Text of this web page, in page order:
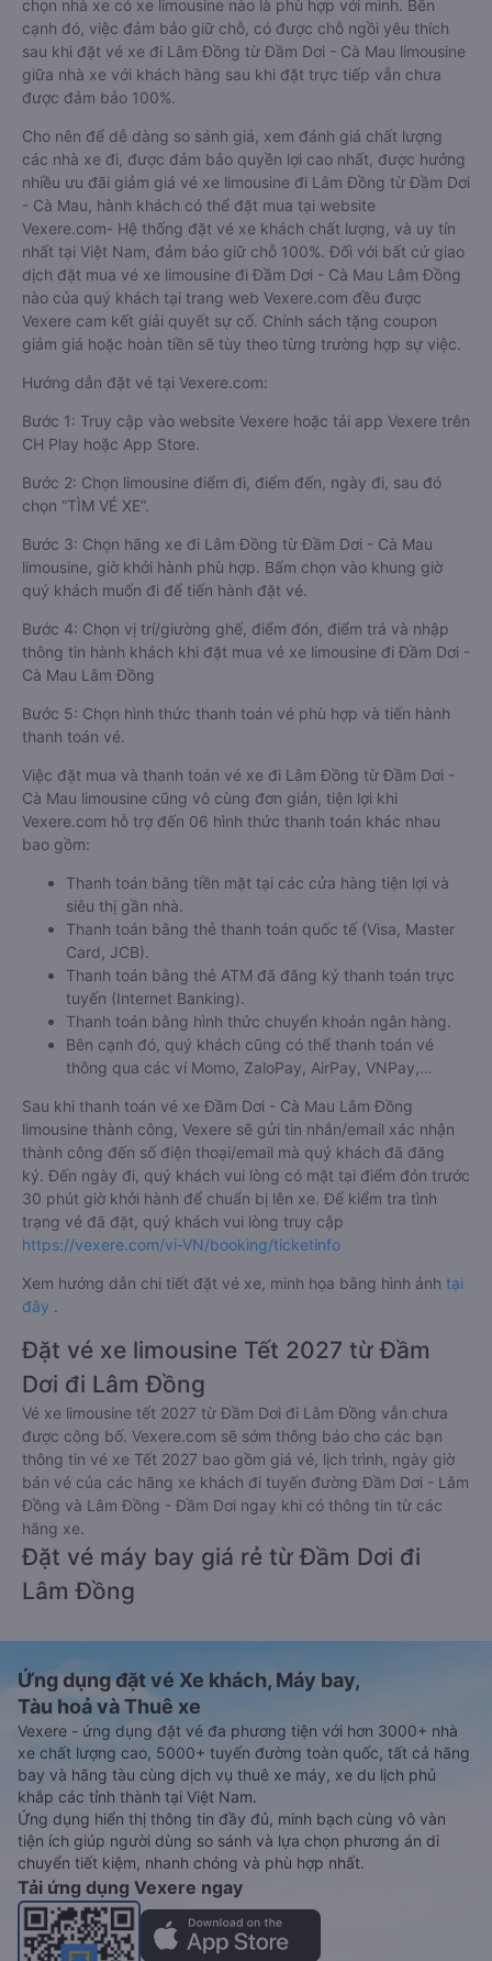
chọn nhà xe có xe limousine nào là phù hợp với mình. Bên
cạnh đó, việc đảm bảo giữ chỗ, có được chỗ ngồi yêu thích
sau khi đặt vé xe đi Lâm Đồng từ Đầm Dơi - Cà Mau limousine
giữa nhà xe với khách hàng sau khi đặt trực tiếp vẫn chưa
được đảm bảo 100%.
Cho nên để dễ dàng so sánh giá, xem đánh giá chất lượng
các nhà xe đi, được đảm bảo quyền lợi cao nhất, được hưởng
nhiều ưu đãi giảm giá vé xe limousine đi Lâm Đồng từ Đầm Dơi
- Cà Mau, hành khách có thể đặt mua tại website
Vexere.com- Hệ thống đặt vé xe khách chất lượng, và uy tín
nhất tại Việt Nam, đảm bảo giữ chỗ 100%. Đối với bất cứ giao
dịch đặt mua vé xe limousine đi Đầm Dơi - Cà Mau Lâm Đồng
nào của quý khách tại trang web Vexere.com đều được
Vexere cam kết giải quyết sự cố. Chính sách tặng coupon
giảm giá hoặc hoàn tiền sẽ tùy theo từng trường hợp sự việc.
Hướng dẫn đặt vé tại Vexere.com:
Bước 1: Truy cập vào website Vexere hoặc tải app Vexere trên
CH Play hoặc App Store.
Bước 2: Chọn limousine điểm đi, điểm đến, ngày đi, sau đó
chọn “TÌM VÉ XE”.
Bước 3: Chọn hãng xe đi Lâm Đồng từ Đầm Dơi - Cà Mau
limousine, giờ khởi hành phù hợp. Bấm chọn vào khung giờ
quý khách muốn đi để tiến hành đặt vé.
Bước 4: Chọn vị trí/giường ghế, điểm đón, điểm trả và nhập
thông tin hành khách khi đặt mua vé xe limousine đi Đầm Dơi -
Cà Mau Lâm Đồng
Bước 5: Chọn hình thức thanh toán vé phù hợp và tiến hành
thanh toán vé.
Việc đặt mua và thanh toán vé xe đi Lâm Đồng từ Đầm Dơi -
Cà Mau limousine cũng vô cùng đơn giản, tiện lợi khi
Vexere.com hỗ trợ đến 06 hình thức thanh toán khác nhau
bao gồm:
Thanh toán bằng tiền mặt tại các cửa hàng tiện lợi và
siêu thị gần nhà.
Thanh toán bằng thẻ thanh toán quốc tế (Visa, Master
Card, JCB).
Thanh toán bằng thẻ ATM đã đăng ký thanh toán trực
tuyến (Internet Banking).
Thanh toán bằng hình thức chuyển khoản ngân hàng.
Bên cạnh đó, quý khách cũng có thể thanh toán vé
thông qua các ví Momo, ZaloPay, AirPay, VNPay,…
Sau khi thanh toán vé xe Đầm Dơi - Cà Mau Lâm Đồng
limousine thành công, Vexere sẽ gửi tin nhắn/email xác nhận
thành công đến số điện thoại/email mà quý khách đã đăng
ký. Đến ngày đi, quý khách vui lòng có mặt tại điểm đón trước
30 phút giờ khởi hành để chuẩn bị lên xe. Để kiểm tra tình
trạng vé đã đặt, quý khách vui lòng truy cập
https://vexere.com/vi-VN/booking/ticketinfo
Xem hướng dẫn chi tiết đặt vé xe, minh họa bằng hình ảnh tại
đây .
Đặt vé xe limousine Tết 2027 từ Đầm
Dơi đi Lâm Đồng
Vé xe limousine tết 2027 từ Đầm Dơi đi Lâm Đồng vẫn chưa
được công bố. Vexere.com sẽ sớm thông báo cho các bạn
thông tin vé xe Tết 2027 bao gồm giá vé, lịch trình, ngày giờ
bán vé của các hãng xe khách đi tuyến đường Đầm Dơi - Lâm
Đồng và Lâm Đồng - Đầm Dơi ngay khi có thông tin từ các
hãng xe.
Đặt vé máy bay giá rẻ từ Đầm Dơi đi
Lâm Đồng
Ứng dụng đặt vé Xe khách, Máy bay,
Tàu hoả và Thuê xe
Vexere - ứng dụng đặt vé đa phương tiện với hơn 3000+ nhà
xe chất lượng cao, 5000+ tuyến đường toàn quốc, tất cả hãng
bay và hãng tàu cùng dịch vụ thuê xe máy, xe du lịch phủ
khắp các tỉnh thành tại Việt Nam.
Ứng dụng hiển thị thông tin đầy đủ, minh bạch cùng vô vàn
tiện ích giúp người dùng so sánh và lựa chọn phương án di
chuyển tiết kiệm, nhanh chóng và phù hợp nhất.
Tải ứng dụng Vexere ngay